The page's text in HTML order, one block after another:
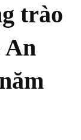
trào
An